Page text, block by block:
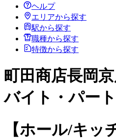
ヘルプ
エリアから探す
駅から探す
職種から探す
特徴から探す
町田商店長岡
バイト・パー
【ホール/キッ